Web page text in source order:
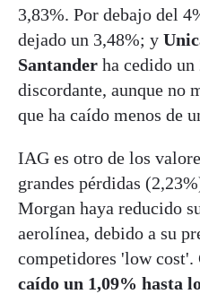
3,83%. Por debajo del
dejado un 3,48%; y
Santander ha cedido
discordante, aunque no
que ha caído menos de
IAG es otro de los
grandes pérdidas
Morgan haya reducido
aerolínea, debido a su
competidores 'low cost'.
caído un 1,09% hasta